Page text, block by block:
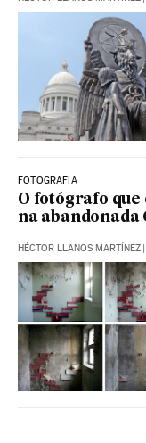
FOTOGRAFIA
O fotógrafo que
na abandonada
HÉCTOR LLANOS MARTÍNEZ |